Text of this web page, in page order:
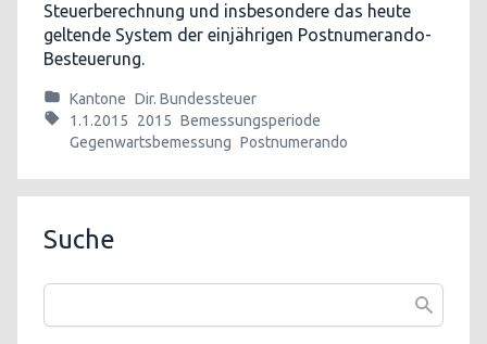
Steuerberechnung und insbesondere das heute
geltende System der einjährigen Postnumerando-
Besteuerung.
Kantone Dir. Bundessteuer
1.1.2015
2015 Bemessungsperiode
Gegenwartsbemessung Postnumerando
Suche